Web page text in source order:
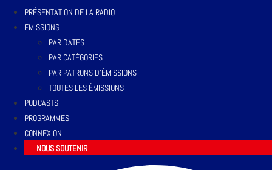
PRÉSENTATION DE LA RADIO
EMISSIONS
PAR DATES
PAR CATÉGORIES
PAR PATRONS D’ÉMISSIONS
TOUTES LES ÉMISSIONS
PODCASTS
PROGRAMMES
CONNEXION
NOUS SOUTENIR